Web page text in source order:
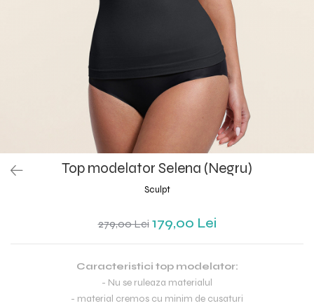
Top modelator Selena (Negru)
Sculpt
279,00 Lei 179,00 Lei
Caracteristici top modelator:
- Nu se ruleaza materialul
- material cremos cu minim de cusaturi